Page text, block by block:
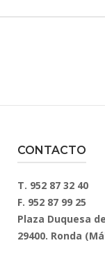
CONTACTO
T. 952 87 32 40
F. 952 87 99 25
Plaza Duquesa
29400. Ronda